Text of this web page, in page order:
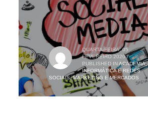
QUARTA-FEIRA, 05
FEVEREIRO 2020 /
PUBLISHED IN ACADEMIA,
INFORMÁTICA E REDES
SOCIAIS,MARKETING E MERCADOS